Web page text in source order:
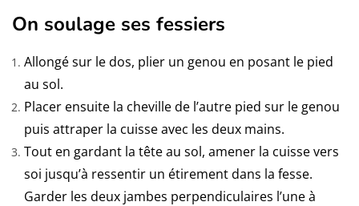
On soulage ses fessiers
Allongé sur le dos, plier un genou en posant le pied
au sol.
Placer ensuite la cheville de l’autre pied sur le genou
puis attraper la cuisse avec les deux mains.
Tout en gardant la tête au sol, amener la cuisse vers
soi jusqu’à ressentir un étirement dans la fesse.
Garder les deux jambes perpendiculaires l’une à